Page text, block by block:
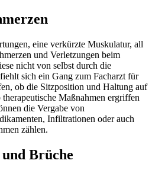
eine verkürzte Muskulatur, all
und Verletzungen beim
nicht von selbst durch die
sich ein Gang zum Facharzt für
ob die Sitzposition und Haltung auf
Maßnahmen ergriffen
die Vergabe von
Infiltrationen oder auch
zählen.
Brüche